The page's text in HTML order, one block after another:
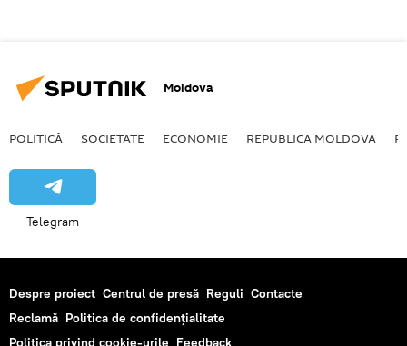
Moldova
POLITICĂ SOCIETATE ECONOMIE REPUBLICA MOLDOVA
Telegram
Despre proiect Centrul de presă Reguli Contacte
Reclamă Politica de confidențialitate
Politica privind cookie-urile Feedback